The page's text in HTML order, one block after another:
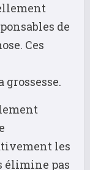
de
Ces
les
élimine pas